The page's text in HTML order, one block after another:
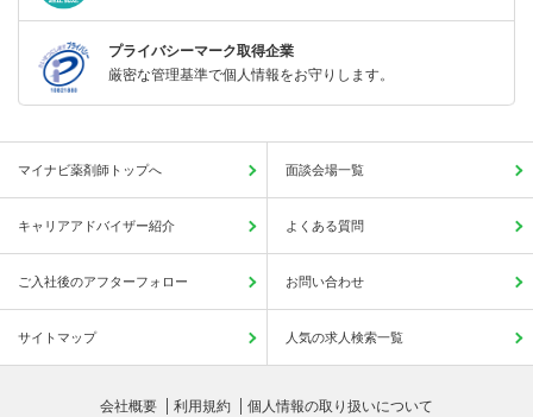
プライバシーマーク取得企業
厳密な管理基準で個人情報をお守りします。
マイナビ薬剤師トップへ 面談会場一覧
キャリアアドバイザー紹介 よくある質問
ご入社後のアフターフォロー お問い合わせ
サイトマップ 人気の求人検索一覧
会社概要 利用規約 個人情報の取り扱いについて